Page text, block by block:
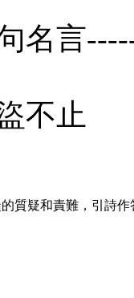
名言
不止
質疑和責難，引詩作